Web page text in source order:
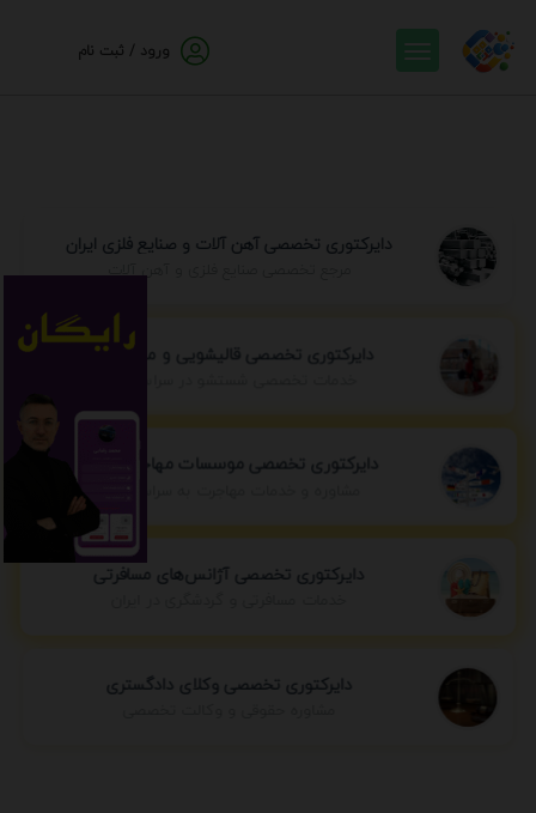
ورود / ثبت نام
دایرکتوری تخصصی آهن آلات و صنایع فلزی ایران
مرجع تخصصی صنایع فلزی و آهن آلات
دایرکتوری تخصصی قالیشویی و مبل شویی
دایرکتوری تخصصی موسسات مهاجرتی ایران
مشاوره و خدمات مهاجرت به سراسر جهان
دایرکتوری تخصصی آژانس‌های مسافرتی
دایرکتوری تخصصی وکلای دادگستری